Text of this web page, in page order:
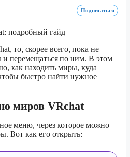
Подписаться
то, скорее всего, пока не
и перемещаться по ним. В этом
как находить миры, куда
быстро найти нужное
миров VRchat
меню, через которое можно
Вот как его открыть: